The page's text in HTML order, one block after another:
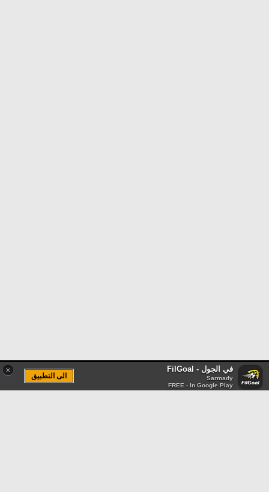
× في الجول - FilGoal
Sarmady
FREE - In Google Play
الى التطبيق